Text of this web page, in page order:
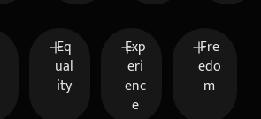
Eq
ual
ity
Exp
eri
enc
e
Fre
edo
m